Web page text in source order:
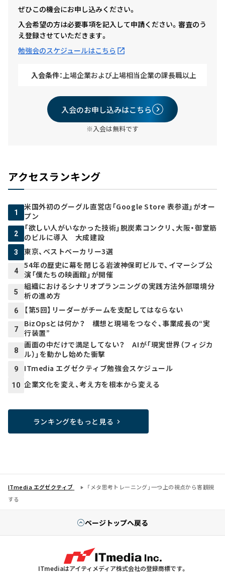
ぜひこの機会にお申し込みください。
入会希望の方は必要事項を記入して申請ください。審査のう
え登録させていただきます。
勉強会のスケジュールはこちら
入会条件：上場企業および上場相当企業の課長職以上
入会のお申し込みはこちら
※入会は無料です
アクセスランキング
1
米国外初のグーグル直営店「Google Store 表参道」がオー
プン
2
「欲しい人がいなかった技術」脱炭素コンクリ、大阪・御堂筋
のビルに導入 大成建設
3 東京、ベストベーカリー3選
4
54年の歴史に幕を閉じる岩波神保町ビルで、イマーシブ公
演「僕たちの映画館」が開催
5
組織におけるシナリオプランニングの実践方法――外部環境分
析の進め方
6 【第5回】リーダーがチームを支配してはならない
7
BizOpsとは何か？ 構想と現場をつなぐ、事業成長の“実
行装置”
8
画面の中だけで満足してない？ AIが「現実世界（フィジカ
ル）」を動かし始めた衝撃
9 ITmedia エグゼクティブ勉強会スケジュール
10 企業文化を変え、考え方を根本から変える
ランキングをもっと見る
ITmedia エグゼクティブ
「メタ思考トレーニング」――一つ上の視点から客観視
する
ページトップへ戻る
ITmediaはアイティメディア株式会社の登録商標です。